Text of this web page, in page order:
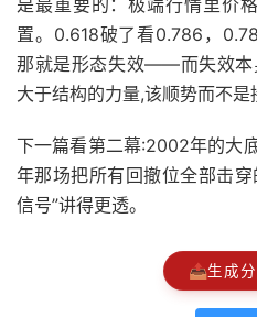
置。0.618破了看0.786，
那就是形态失效——而失效本
大于结构的力量,该顺势而不是
下一篇看第二幕:2002年的大
年那场把所有回撤位全部击
信号”讲得更透。
📤生成